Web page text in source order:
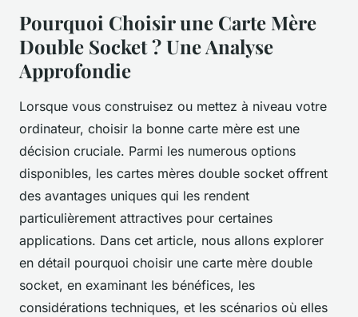
Pourquoi Choisir une Carte Mère
Double Socket ? Une Analyse
Approfondie
Lorsque vous construisez ou mettez à niveau votre
ordinateur, choisir la bonne carte mère est une
décision cruciale. Parmi les numerous options
disponibles, les cartes mères double socket offrent
des avantages uniques qui les rendent
particulièrement attractives pour certaines
applications. Dans cet article, nous allons explorer
en détail pourquoi choisir une carte mère double
socket, en examinant les bénéfices, les
considérations techniques, et les scénarios où elles